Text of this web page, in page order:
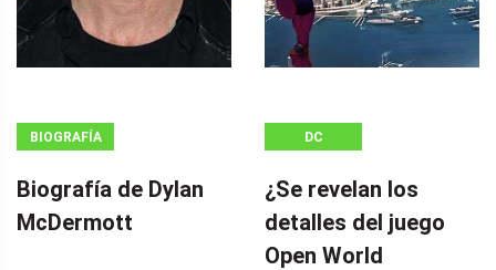
BIOGRAFÍA
Biografía de Dylan
McDermott
DC
¿Se revelan los
detalles del juego
Open World